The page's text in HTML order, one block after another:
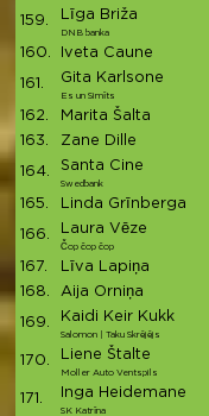
159. Līga Briža
DNB banka
160. Iveta Caune
161. Gita Karlsone
Es un Simīts
162. Marita Šalta
163.
Zane Dille
164. Santa Cine
Swedbank
165. Linda Grīnberga
166. Laura Vēze
Čop čop čop
167. Līva Lapiņa
168.
Aija Orniņa
169. Kaidi Keir Kukk
Salomon | Taku Skrējējs
170. Liene Štalte
Moller Auto Ventspils
171. Inga Heidemane
SK Katrīna